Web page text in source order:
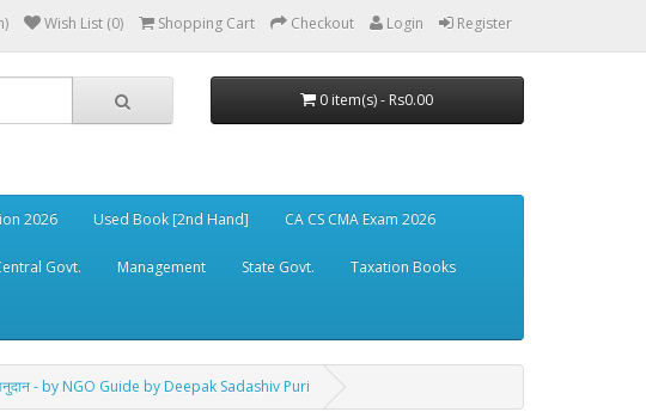
Wish List (0) Shopping Cart Checkout Login Register
0 item(s) - Rs0.00
2026 Used Book [2nd Hand] CA CS CMA Exam 2026
Govt. Management State Govt. Taxation Books
- by NGO Guide by Deepak Sadashiv Puri